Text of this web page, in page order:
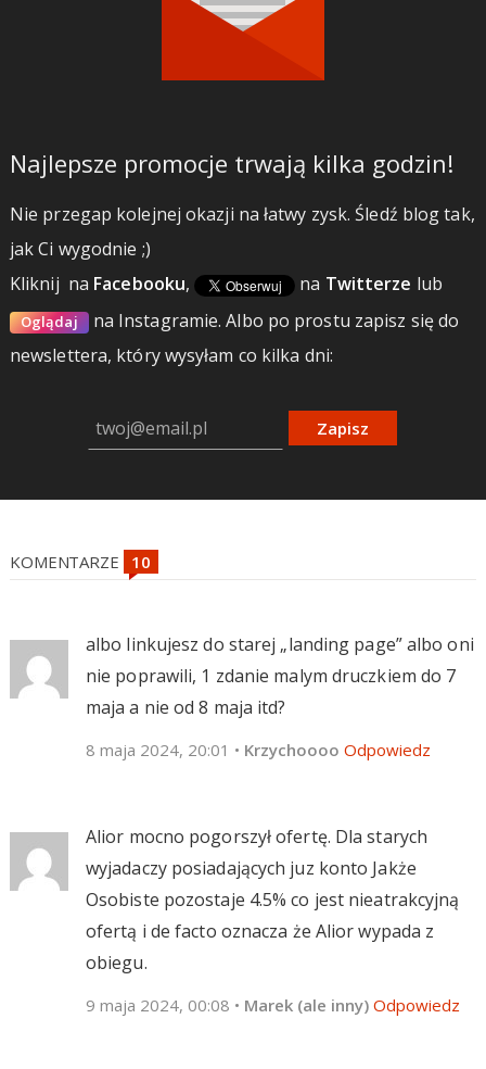
Najlepsze promocje trwają kilka godzin!
Nie przegap kolejnej okazji na łatwy zysk. Śledź blog tak,
jak Ci wygodnie ;)
Kliknij na Facebooku, na Twitterze lub
Oglądaj na Instagramie.Albo po prostu zapisz się do
newslettera, który wysyłam co kilka dni:
Zapisz
KOMENTARZE
albo linkujesz do starej „landing page” albo oni
nie poprawili, 1 zdanie malym druczkiem do 7
maja a nie od 8 maja itd?
8 maja 2024, 20:01 • Krzychoooo Odpowiedz
Alior mocno pogorszył ofertę. Dla starych
wyjadaczy posiadających juz konto Jakże
Osobiste pozostaje 4.5% co jest nieatrakcyjną
ofertą i de facto oznacza że Alior wypada z
obiegu.
9 maja 2024, 00:08 • Marek (ale inny) Odpowiedz